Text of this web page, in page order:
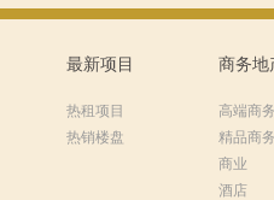
最新项目
热租项目
热销楼盘
商务地
高端商
精品商
商业
酒店